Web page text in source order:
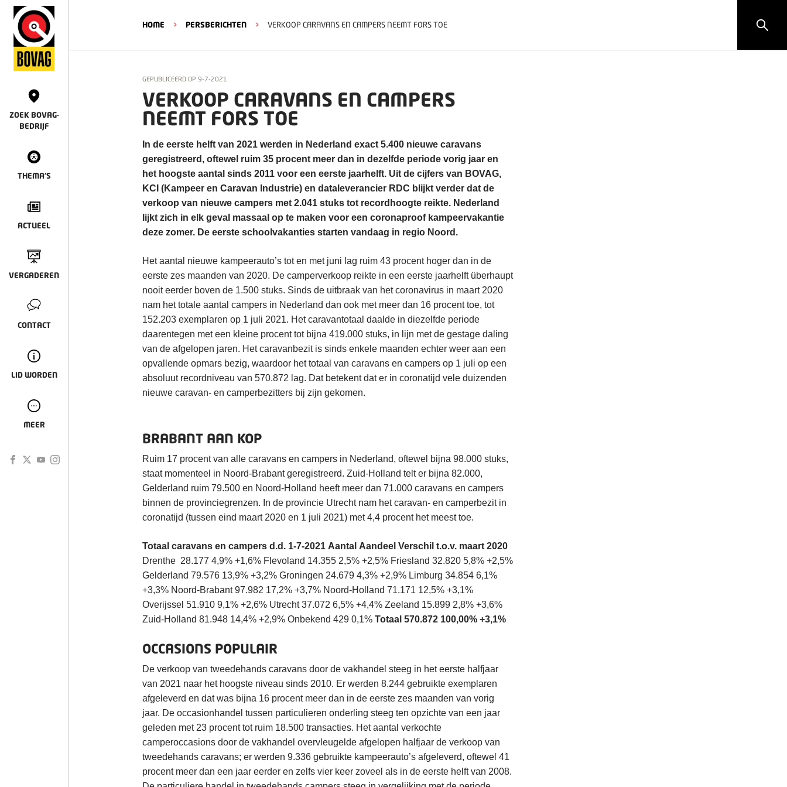
ZOEK BOVAG-
BEDRIJF
THEMA'S
ACTUEEL
VERGADEREN
CONTACT
LID WORDEN
MEER
HOME > PERSBERICHTEN > VERKOOP CARAVANS EN CAMPERS NEEMT FORS TOE
GEPUBLICEERD OP 9-7-2021
VERKOOP CARAVANS EN CAMPERS
NEEMT FORS TOE
In de eerste helft van 2021 werden in Nederland exact 5.400 nieuwe caravans
geregistreerd, oftewel ruim 35 procent meer dan in dezelfde periode vorig jaar en
het hoogste aantal sinds 2011 voor een eerste jaarhelft. Uit de cijfers van BOVAG,
KCI (Kampeer en Caravan Industrie) en dataleverancier RDC blijkt verder dat de
verkoop van nieuwe campers met 2.041 stuks tot recordhoogte reikte. Nederland
lijkt zich in elk geval massaal op te maken voor een coronaproof kampeervakantie
deze zomer. De eerste schoolvakanties starten vandaag in regio Noord.
Het aantal nieuwe kampeerauto’s tot en met juni lag ruim 43 procent hoger dan in de
eerste zes maanden van 2020. De camperverkoop reikte in een eerste jaarhelft überhaupt
nooit eerder boven de 1.500 stuks. Sinds de uitbraak van het coronavirus in maart 2020
nam het totale aantal campers in Nederland dan ook met meer dan 16 procent toe, tot
152.203 exemplaren op 1 juli 2021. Het caravantotaal daalde in diezelfde periode
daarentegen met een kleine procent tot bijna 419.000 stuks, in lijn met de gestage daling
van de afgelopen jaren. Het caravanbezit is sinds enkele maanden echter weer aan een
opvallende opmars bezig, waardoor het totaal van caravans en campers op 1 juli op een
absoluut recordniveau van 570.872 lag. Dat betekent dat er in coronatijd vele duizenden
nieuwe caravan- en camperbezitters bij zijn gekomen.
BRABANT AAN KOP
Ruim 17 procent van alle caravans en campers in Nederland, oftewel bijna 98.000 stuks,
staat momenteel in Noord-Brabant geregistreerd. Zuid-Holland telt er bijna 82.000,
Gelderland ruim 79.500 en Noord-Holland heeft meer dan 71.000 caravans en campers
binnen de provinciegrenzen. In de provincie Utrecht nam het caravan- en camperbezit in
coronatijd (tussen eind maart 2020 en 1 juli 2021) met 4,4 procent het meest toe.
Totaal caravans en campers d.d. 1-7-2021 Aantal Aandeel Verschil t.o.v. maart 2020
Drenthe 28.177 4,9% +1,6% Flevoland 14.355 2,5% +2,5% Friesland 32.820 5,8% +2,5%
Gelderland 79.576 13,9% +3,2% Groningen 24.679 4,3% +2,9% Limburg 34.854 6,1%
+3,3% Noord-Brabant 97.982 17,2% +3,7% Noord-Holland 71.171 12,5% +3,1%
Overijssel 51.910 9,1% +2,6% Utrecht 37.072 6,5% +4,4% Zeeland 15.899 2,8% +3,6%
Zuid-Holland 81.948 14,4% +2,9% Onbekend 429 0,1% Totaal 570.872 100,00% +3,1%
OCCASIONS POPULAIR
De verkoop van tweedehands caravans door de vakhandel steeg in het eerste halfjaar
van 2021 naar het hoogste niveau sinds 2010. Er werden 8.244 gebruikte exemplaren
afgeleverd en dat was bijna 16 procent meer dan in de eerste zes maanden van vorig
jaar. De occasionhandel tussen particulieren onderling steeg ten opzichte van een jaar
geleden met 23 procent tot ruim 18.500 transacties. Het aantal verkochte
camperoccasions door de vakhandel overvleugelde afgelopen halfjaar de verkoop van
tweedehands caravans; er werden 9.336 gebruikte kampeerauto’s afgeleverd, oftewel 41
procent meer dan een jaar eerder en zelfs vier keer zoveel als in de eerste helft van 2008.